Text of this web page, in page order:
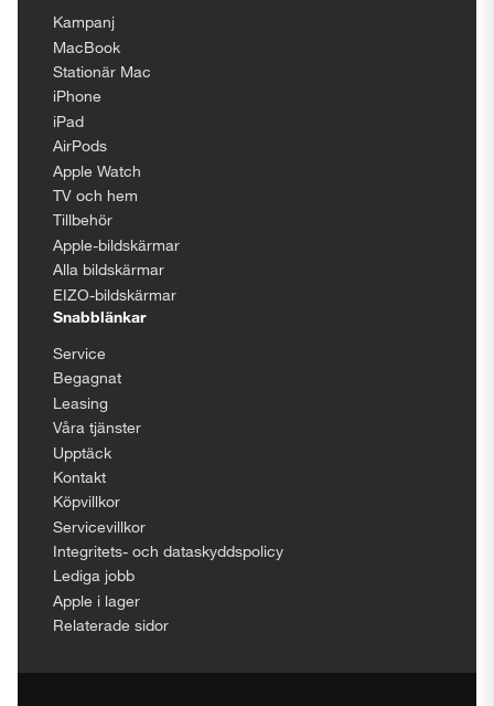
Kampanj
MacBook
Stationär Mac
iPhone
iPad
AirPods
Apple Watch
TV och hem
Tillbehör
Apple-bildskärmar
Alla bildskärmar
EIZO-bildskärmar
Snabblänkar
Service
Begagnat
Leasing
Våra tjänster
Upptäck
Kontakt
Köpvillkor
Servicevillkor
Integritets- och dataskyddspolicy
Lediga jobb
Apple i lager
Relaterade sidor